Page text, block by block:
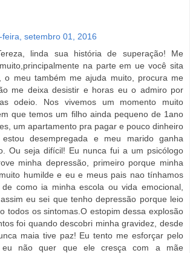
feira, setembro 01, 2016
linda sua história de superação! Me
na parte em ue você sita
o meu também me ajuda muito, procura me
me deixa desistir e horas eu o admiro por
odeio. Nos vivemos um momento muito
que temos um filho ainda pequeno de 1ano
um apartamento pra pagar e pouco dinheiro
desempregada e meu marido ganha
Ou seja difícil! Eu nunca fui a um psicólogo
minha depressão, primeiro porque minha
humilde e eu e meus pais nao tínhamos
como ia minha escola ou vida emocional,
eu sei que tenho depressão porque leio
todos os sintomas.O estopim dessa explosão
foi quando descobri minha gravidez, desde
maia tive paz! Eu tento me esforçar pelo
eu não quer que ele cresça com a mãe